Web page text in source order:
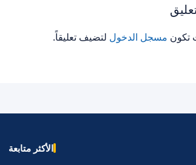
تكون مسجل الدخول لتضيف تعليقاً.
الأكثر متابعة